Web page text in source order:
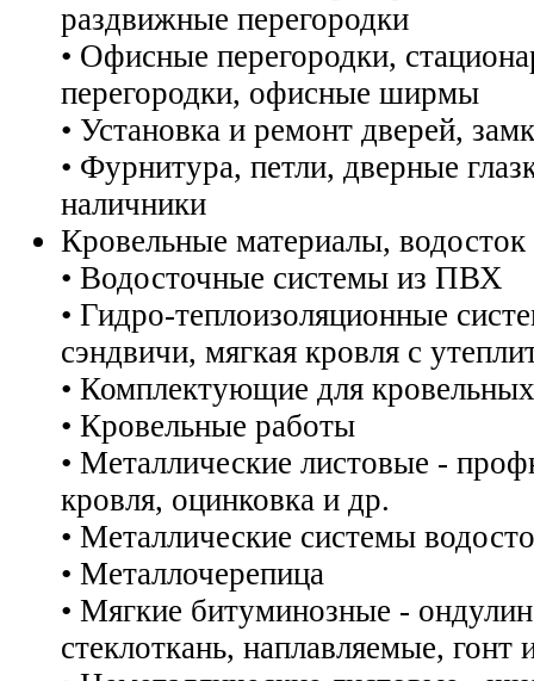
раздвижные перегородки
• Офисные перегородки,
перегородки, офисные ширмы
• Установка и ремонт дверей,
• Фурнитура, петли, дверные
наличники
Кровельные материалы, водосток
• Водосточные системы из ПВХ
• Гидро-теплоизоляционные
сэндвичи, мягкая кровля с
• Комплектующие для
• Кровельные работы
• Металлические листовые -
кровля, оцинковка и др.
• Металлические системы
• Металлочерепица
• Мягкие битуминозные -
стеклоткань, наплавляемые, гонт